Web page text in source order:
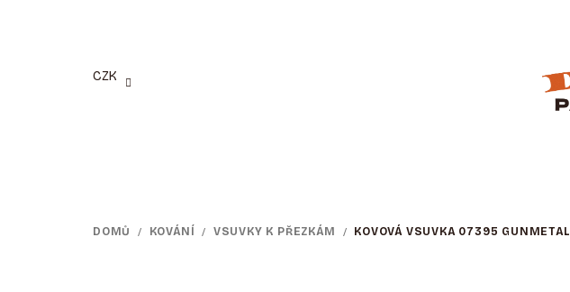
CZK
DOMŮ / KOVÁNÍ / VSUVKY K PŘEZKÁM / KOVOVÁ VSUVKA 07395 GUNMETAL